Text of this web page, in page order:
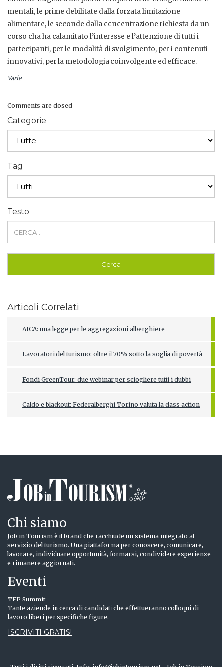
mentali, le prime debilitate dalla forzata limitazione
alimentare, le seconde dalla concentrazione richiesta da un
corso cha ha calamitato l’interesse e l’attenzione di tutti i
partecipanti, per le modalità di svolgimento, per i contenuti
innovativi, per la metodologia coinvolgente ed efficace.
Varie
Comments are closed
Categorie
Tag
Testo
Articoli Correlati
AICA: una legge per le aggregazioni alberghiere
Lavoratori del turismo: oltre il 70% sotto la soglia di povertà
Fondi GreenTour: due webinar per sciogliere tutti i dubbi
Caldo e blackout: Federalberghi Torino valuta la class action
Chi siamo
Job in Tourism è il brand che racchiude un sistema integrato al
servizio del turismo. Una piattaforma per conoscere, comunicare,
lavorare, individuare opportunità, formarsi, condividere esperienze
e rimanere aggiornati.
Eventi
TFP Summit
Tante aziende in cerca di candidati che effettueranno colloqui di
lavoro liberi per specifiche figure.
ISCRIVITI GRATIS!